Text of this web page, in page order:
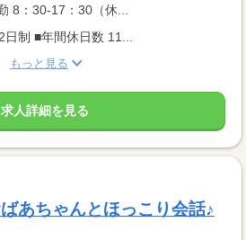
8：30-17：30（休...
制 ■年間休日数 11...
もっと見る
求人詳細を見る
あちゃんとほっこり会話♪